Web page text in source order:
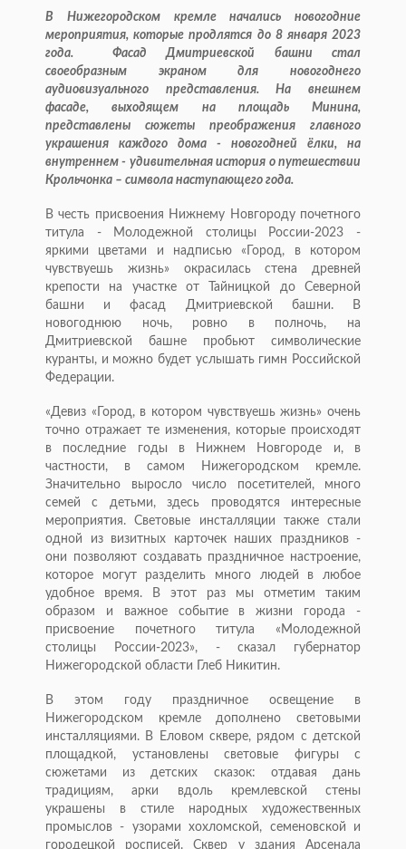
В Нижегородском кремле начались новогодние
мероприятия, которые продлятся до 8 января 2023
года. Фасад Дмитриевской башни стал
своеобразным экраном для новогоднего
аудиовизуального представления. На внешнем
фасаде, выходящем на площадь Минина,
представлены сюжеты преображения главного
украшения каждого дома - новогодней ёлки, на
внутреннем - удивительная история о путешествии
Крольчонка – символа наступающего года.
В честь присвоения Нижнему Новгороду почетного
титула - Молодежной столицы России-2023 -
яркими цветами и надписью «Город, в котором
чувствуешь жизнь» окрасилась стена древней
крепости на участке от Тайницкой до Северной
башни и фасад Дмитриевской башни. В
новогоднюю ночь, ровно в полночь, на
Дмитриевской башне пробьют символические
куранты, и можно будет услышать гимн Российской
Федерации.
«Девиз «Город, в котором чувствуешь жизнь» очень
точно отражает те изменения, которые происходят
в последние годы в Нижнем Новгороде и, в
частности, в самом Нижегородском кремле.
Значительно выросло число посетителей, много
семей с детьми, здесь проводятся интересные
мероприятия. Световые инсталляции также стали
одной из визитных карточек наших праздников -
они позволяют создавать праздничное настроение,
которое могут разделить много людей в любое
удобное время. В этот раз мы отметим таким
образом и важное событие в жизни города -
присвоение почетного титула «Молодежной
столицы России-2023», - сказал губернатор
Нижегородской области Глеб Никитин.
В этом году праздничное освещение в
Нижегородском кремле дополнено световыми
инсталляциями. В Еловом сквере, рядом с детской
площадкой, установлены световые фигуры с
сюжетами из детских сказок: отдавая дань
традициям, арки вдоль кремлевской стены
украшены в стиле народных художественных
промыслов - узорами хохломской, семеновской и
городецкой росписей. Сквер у здания Арсенала